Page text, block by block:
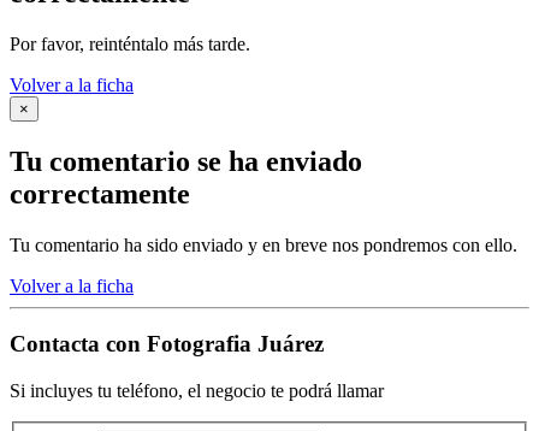
Por favor, reinténtalo más tarde.
Volver a la ficha
×
Tu comentario se ha enviado
correctamente
Tu comentario ha sido enviado y en breve nos pondremos con ello.
Volver a la ficha
Contacta con Fotografia Juárez
Si incluyes tu teléfono, el negocio te podrá llamar